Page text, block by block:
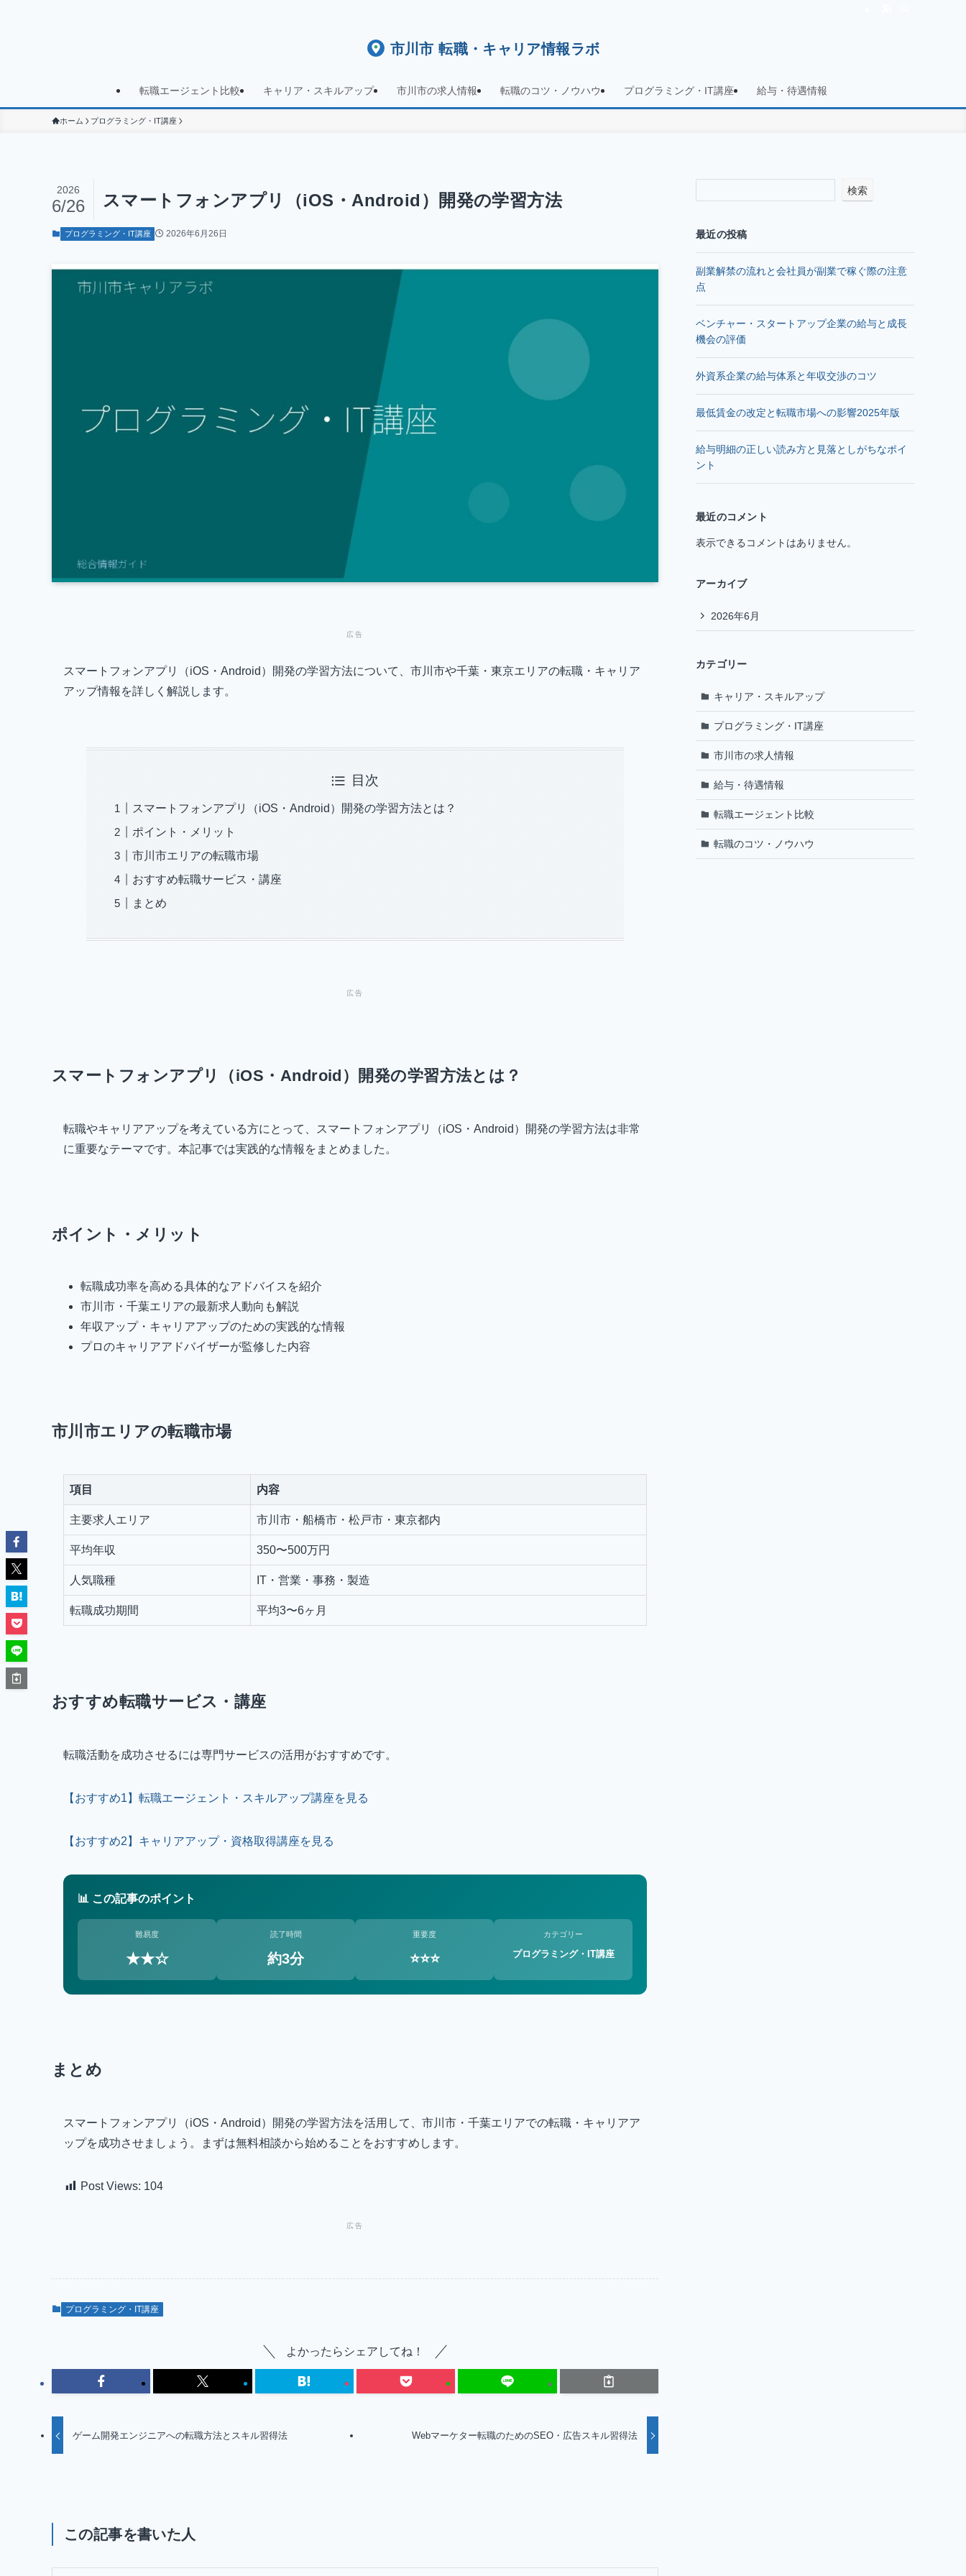
市川市 転職・キャリア情報ラボ
転職エージェント比較 キャリア・スキルアップ 市川市の求人情報 転職のコツ・ノウハウ プログラミング・IT講座 給与・待遇情報
ホーム プログラミング・IT講座
スマートフォンアプリ（iOS・Android）開発の学習方法
2026
6/26
プログラミング・IT講座 2026年6月26日
スマートフォンアプリ（iOS・Android）開発の学習方法について、市川市や千葉・東京エリアの転職・キャリア
アップ情報を詳しく解説します。
目次
スマートフォンアプリ（iOS・Android）開発の学習方法とは？
ポイント・メリット
市川市エリアの転職市場
おすすめ転職サービス・講座
まとめ
スマートフォンアプリ（iOS・Android）開発の学習方法とは？
転職やキャリアアップを考えている方にとって、スマートフォンアプリ（iOS・Android）開発の学習方法は非常
に重要なテーマです。本記事では実践的な情報をまとめました。
ポイント・メリット
転職成功率を高める具体的なアドバイスを紹介
市川市・千葉エリアの最新求人動向も解説
年収アップ・キャリアアップのための実践的な情報
プロのキャリアアドバイザーが監修した内容
市川市エリアの転職市場
項目 内容
主要求人エリア 市川市・船橋市・松戸市・東京都内
平均年収 350〜500万円
人気職種 IT・営業・事務・製造
転職成功期間 平均3〜6ヶ月
おすすめ転職サービス・講座
転職活動を成功させるには専門サービスの活用がおすすめです。
【おすすめ1】転職エージェント・スキルアップ講座を見る
【おすすめ2】キャリアアップ・資格取得講座を見る
📊 この記事のポイント
難易度
★★☆
読了時間
約3分
重要度
⭐⭐⭐
カテゴリー
プログラミング・IT講座
まとめ
スマートフォンアプリ（iOS・Android）開発の学習方法を活用して、市川市・千葉エリアでの転職・キャリアア
ップを成功させましょう。まずは無料相談から始めることをおすすめします。
Post Views: 104
プログラミング・IT講座
よかったらシェアしてね！
ゲーム開発エンジニアへの転職方法とスキル習得法 Webマーケター転職のためのSEO・広告スキル習得法
この記事を書いた人
検索
最近の投稿
副業解禁の流れと会社員が副業で稼ぐ際の注意
点
ベンチャー・スタートアップ企業の給与と成長
機会の評価
外資系企業の給与体系と年収交渉のコツ
最低賃金の改定と転職市場への影響2025年版
給与明細の正しい読み方と見落としがちなポイ
ント
最近のコメント
表示できるコメントはありません。
アーカイブ
2026年6月
カテゴリー
キャリア・スキルアップ
プログラミング・IT講座
市川市の求人情報
給与・待遇情報
転職エージェント比較
転職のコツ・ノウハウ